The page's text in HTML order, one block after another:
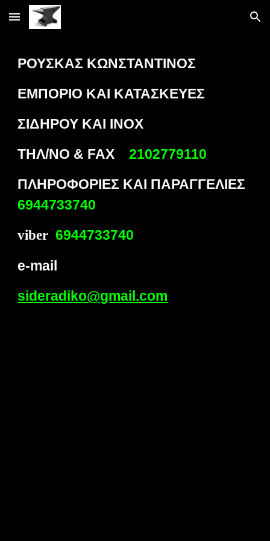
Skip to main content Skip to navigation
ΡΟΥΣΚΑΣ ΚΩΝΣΤΑΝΤΙΝΟΣ
ΕΜΠΟΡΙΟ ΚΑΙ ΚΑΤΑΣΚΕΥΕΣ
ΣΙΔΗΡΟΥ ΚΑΙ ΙΝΟΧ
ΤΗΛ/ΝΟ & FAX
2102779110
ΠΛΗΡΟΦΟΡΙΕΣ ΚΑΙ ΠΑΡΑΓΓΕΛΙΕΣ
6944733740
viber6944733740
e-mail
sideradiko@gmail.com